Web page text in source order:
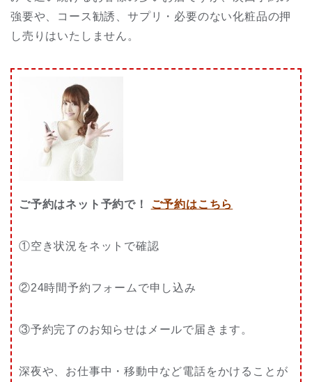
強要や、コース勧誘、サプリ・必要のない化粧品の押
し売りはいたしません。
ご予約はネット予約で！ ご予約はこちら
①空き状況をネットで確認
②24時間予約フォームで申し込み
③予約完了のお知らせはメールで届きます。
深夜や、お仕事中・移動中など電話をかけることが